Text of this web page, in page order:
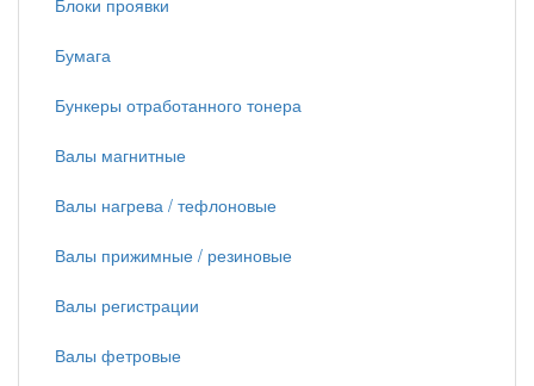
Блоки проявки
Бумага
Бункеры отработанного тонера
Валы магнитные
Валы нагрева / тефлоновые
Валы прижимные / резиновые
Валы регистрации
Валы фетровые